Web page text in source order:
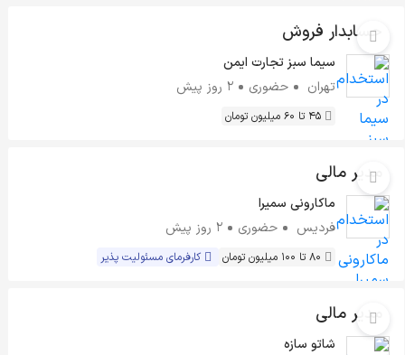
حسابدار فروش
سیما سبز تجارت ایمن
تهران
حضوری 2 روز پیش
45 تا 60 میلیون تومان
مدیر مالی
ماکارونی سمیرا
فردیس
حضوری 2 روز پیش
80 تا 100 میلیون تومان کارفرمای مسئولیت پذیر
مدیر مالی
شاتو سازه